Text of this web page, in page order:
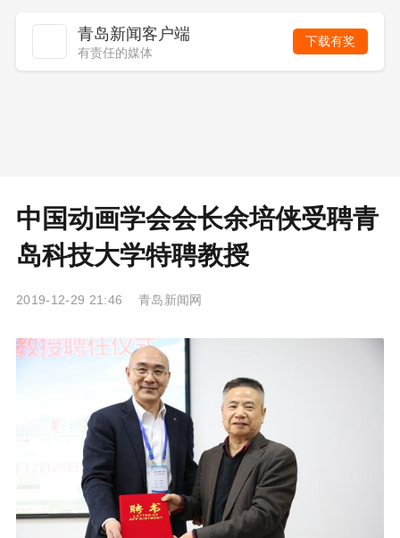
青岛新闻客户端
有责任的媒体
下载有奖
中国动画学会会长余培侠受聘青
岛科技大学特聘教授
2019-12-29 21:46 青岛新闻网